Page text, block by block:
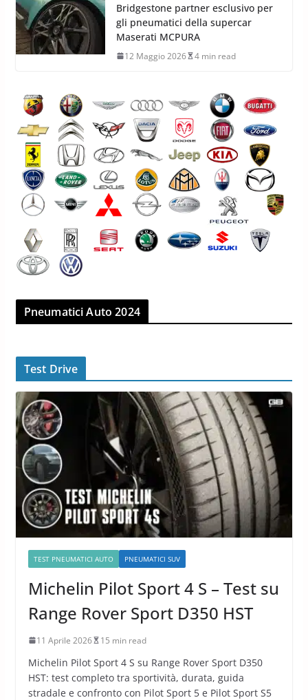
Bridgestone partner esclusivo per
gli pneumatici della supercar
Maserati MCPURA
12 Maggio 2026 4 min read
Pneumatici Auto 2024
Test Drive
TEST PNEUMATICI AUTO PNEUMATICI SUV
Michelin Pilot Sport 4 S – Test su
Range Rover Sport D350 HST
11 Aprile 2026 15 min read
Michelin Pilot Sport 4 S su Range Rover Sport D350
HST: test completo tra sportività, durata, guida
stradale e confronto con Pilot Sport 5 e Pilot Sport S5